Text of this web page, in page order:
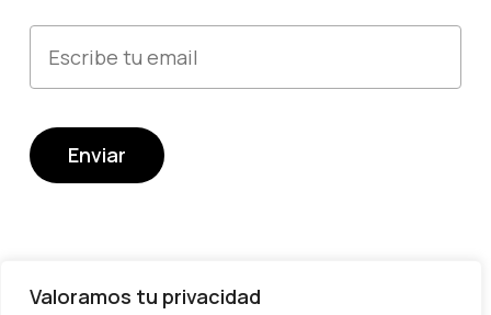
Valoramos tu privacidad